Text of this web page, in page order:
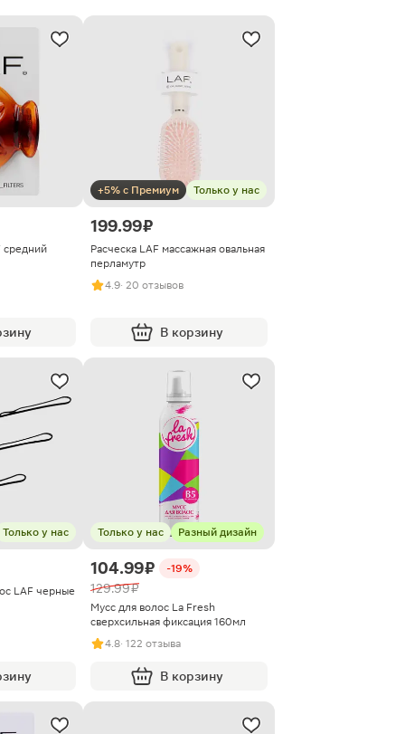
средний
+5% с Премиум Только у нас
199.99 ₽
Расческа LAF массажная овальная
перламутр
4.9· 20 отзывов
В корзину
Только у нас
LAF черные
Только у нас Разный дизайн
104.99 ₽ -19%
129.99 ₽
Мусс для волос La Fresh
сверхсильная фиксация 160мл
4.8· 122 отзыва
В корзину